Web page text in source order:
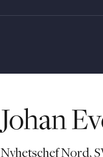
Johan
Nyhetschef Nord,